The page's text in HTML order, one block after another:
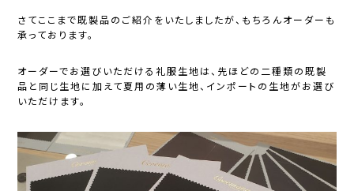
さてここまで既製品のご紹介をいたしましたが、もちろんオーダーも
承っております。
オーダーでお選びいただける礼服生地は、先ほどの二種類の既製
品と同じ生地に加えて夏用の薄い生地、インポートの生地がお選び
いただけます。